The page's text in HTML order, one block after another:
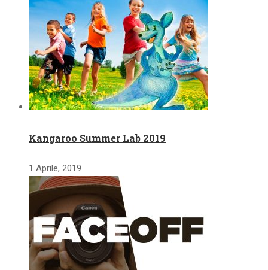
Kangaroo Summer Lab 2019
1 Aprile, 2019